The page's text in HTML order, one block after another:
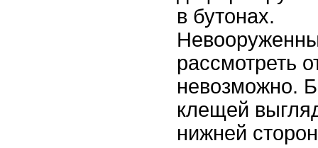
в бутонах.
рассмотреть
невозможно.
клещей
нижней